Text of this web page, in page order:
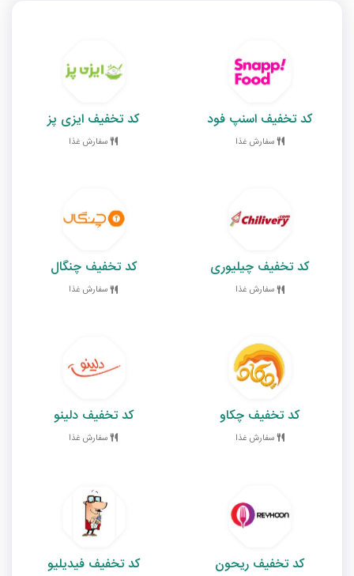
کد تخفیف اسنپ فود
سفارش غذا
کد تخفیف ایزی پز
سفارش غذا
کد تخفیف چیلیوری
سفارش غذا
کد تخفیف چنگال
سفارش غذا
کد تخفیف چکاو
سفارش غذا
کد تخفیف دلینو
سفارش غذا
کد تخفیف ریحون کد تخفیف فیدیلیو